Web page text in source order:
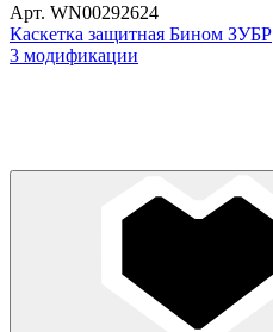
Арт. WN00292624
Каскетка защитная Бином ЗУБР
3 модификации